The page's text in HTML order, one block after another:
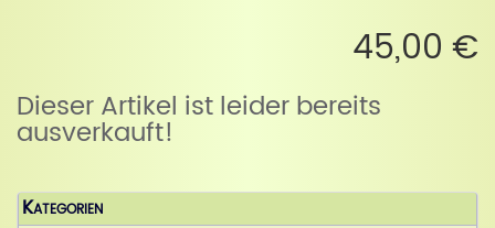
45,00 €
Dieser Artikel ist leider bereits
ausverkauft!
Kategorien